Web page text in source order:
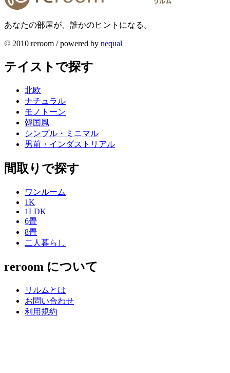
あなたの部屋が、誰かのヒントになる。
© 2010 reroom / powered by nequal
テイストで探す
北欧
ナチュラル
モノトーン
韓国風
シンプル・ミニマル
男前・インダストリアル
間取りで探す
ワンルーム
1K
1LDK
6畳
8畳
二人暮らし
reroom について
リルムとは
お問い合わせ
利用規約